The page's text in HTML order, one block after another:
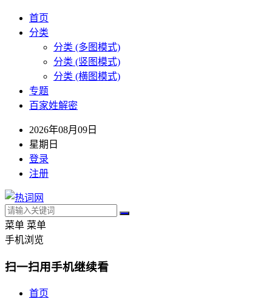
首页
分类
分类 (多图模式)
分类 (竖图模式)
分类 (横图模式)
专题
百家姓解密
2026年08月09日
星期日
登录
注册
菜单 菜单
手机浏览
扫一扫用手机继续看
首页